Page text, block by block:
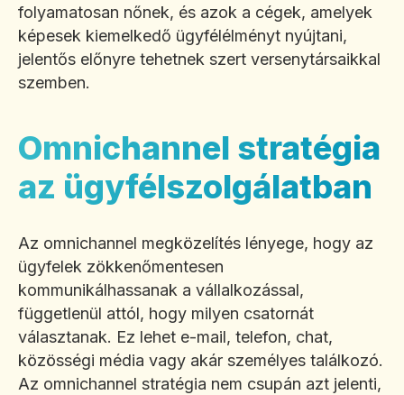
folyamatosan nőnek, és azok a cégek, amelyek
képesek kiemelkedő ügyfélélményt nyújtani,
jelentős előnyre tehetnek szert versenytársaikkal
szemben.
Omnichannel stratégia
az ügyfélszolgálatban
Az omnichannel megközelítés lényege, hogy az
ügyfelek zökkenőmentesen
kommunikálhassanak a vállalkozással,
függetlenül attól, hogy milyen csatornát
választanak. Ez lehet e-mail, telefon, chat,
közösségi média vagy akár személyes találkozó.
Az omnichannel stratégia nem csupán azt jelenti,